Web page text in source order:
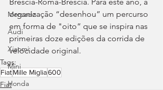
Mercado
Audi
Xiaomi
Mini
Honda
organização “desenhou” um percurso
em forma de "oito” que se inspira nas
primeiras doze edições da corrida de
velocidade original.
Tags:
FiatMille Miglia600
Fiat